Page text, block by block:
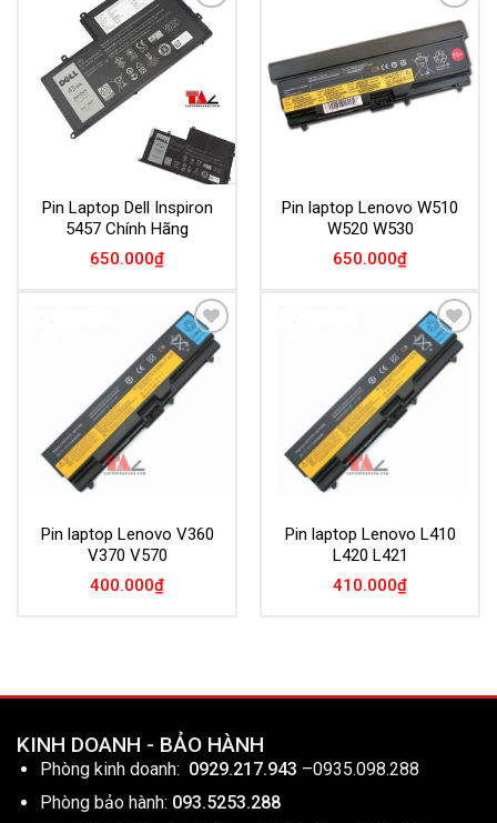
Add to
Wishlist
Pin Laptop Dell Inspiron
5457 Chính Hãng
650.000₫
Add to
Wishlist
Pin laptop Lenovo W510
W520 W530
650.000₫
Add to
Wishlist
Pin laptop Lenovo V360
V370 V570
400.000₫
Add to
Wishlist
Pin laptop Lenovo L410
L420 L421
410.000₫
KINH DOANH - BẢO HÀNH
Phòng kinh doanh: 0929.217.943 –0935.098.288
Phòng bảo hành: 093.5253.288